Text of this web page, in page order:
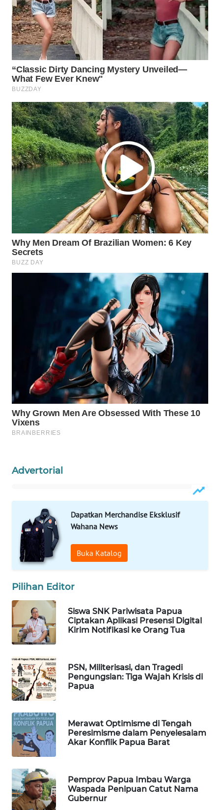
Advertorial
Dapatkan Merchandise Eksklusif
Wahana News
Buka Katalog
Pilihan Editor
Siswa SNK Pariwisata Papua
Ciptakan Aplikasi Presensi Digital
Kirim Notifikasi ke Orang Tua
PSN, Militerisasi, dan Tragedi
Pengungsian: Tiga Wajah Krisis di
Papua
Merawat Optimisme di Tengah
Peresimisme dalam Penyelesaiam
Akar Konflik Papua Barat
Pemprov Papua Imbau Warga
Waspada Penipuan Catut Nama
Gubernur
Wahana
Media
Group
WAHANA
NEWS
WAHANA
TANI
WAHANA
ADVOKAT
WAHANA
INFRASTRUKTUR
WAHANA
KONSUMEN
WAHANA
LISTRIK
WAHANA
TRAVEL
WAHANANEWS
WAHANANEWS
CO ID
WAHANANEWS
NET
WAHANA
SELEB
WAHANA
PERSONA
WAHANA
OTOMOTIF
WAHANA
HEALTH
WAHANA
DESA
WISATA
LAPAK
WAHANA
Wahana
Network
KONSUMEN
LISTRIK